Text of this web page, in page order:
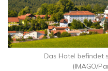
Das Hotel befindet
(IMAGO/